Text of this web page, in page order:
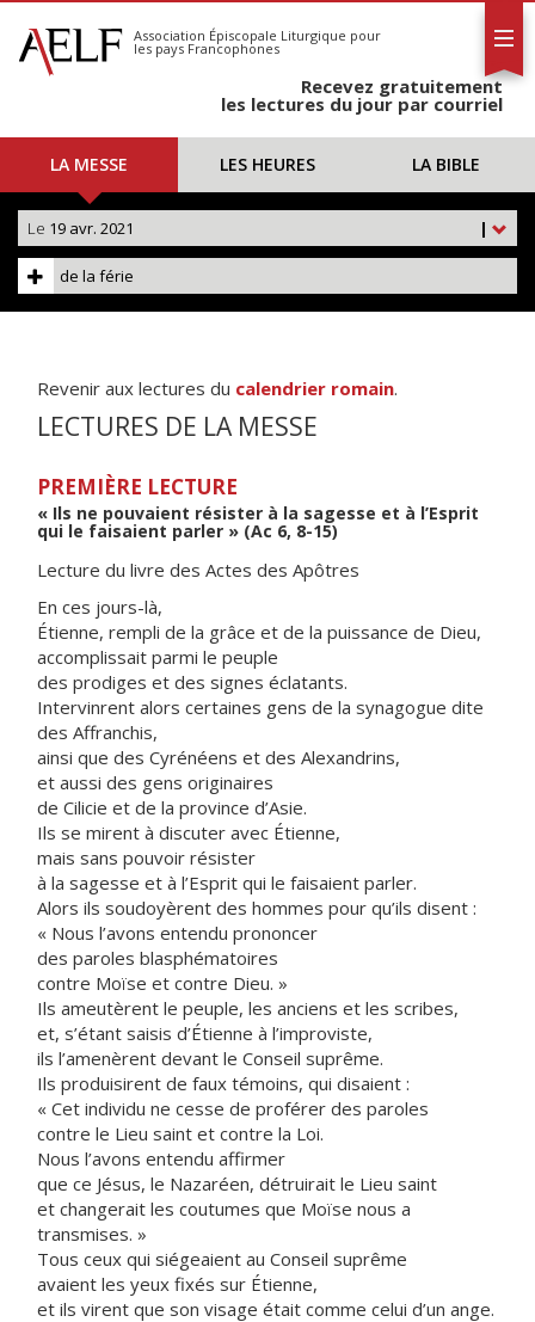
S'abonner
Calendrier
Association Épiscopale Liturgique pour
les pays Francophones
Recevez gratuitement
les lectures du jour par courriel
LA MESSE LES HEURES LA BIBLE
|
Le 19 avr. 2021
de la férie
Revenir aux lectures du calendrier romain.
LECTURES DE LA MESSE
PREMIÈRE LECTURE
« Ils ne pouvaient résister à la sagesse et à l’Esprit
qui le faisaient parler » (Ac 6, 8-15)
Lecture du livre des Actes des Apôtres
En ces jours-là,
Étienne, rempli de la grâce et de la puissance de Dieu,
accomplissait parmi le peuple
des prodiges et des signes éclatants.
Intervinrent alors certaines gens de la synagogue dite
des Affranchis,
ainsi que des Cyrénéens et des Alexandrins,
et aussi des gens originaires
de Cilicie et de la province d’Asie.
Ils se mirent à discuter avec Étienne,
mais sans pouvoir résister
à la sagesse et à l’Esprit qui le faisaient parler.
Alors ils soudoyèrent des hommes pour qu’ils disent :
« Nous l’avons entendu prononcer
des paroles blasphématoires
contre Moïse et contre Dieu. »
Ils ameutèrent le peuple, les anciens et les scribes,
et, s’étant saisis d’Étienne à l’improviste,
ils l’amenèrent devant le Conseil suprême.
Ils produisirent de faux témoins, qui disaient :
« Cet individu ne cesse de proférer des paroles
contre le Lieu saint et contre la Loi.
Nous l’avons entendu affirmer
que ce Jésus, le Nazaréen, détruirait le Lieu saint
et changerait les coutumes que Moïse nous a
transmises. »
Tous ceux qui siégeaient au Conseil suprême
avaient les yeux fixés sur Étienne,
et ils virent que son visage était comme celui d’un ange.